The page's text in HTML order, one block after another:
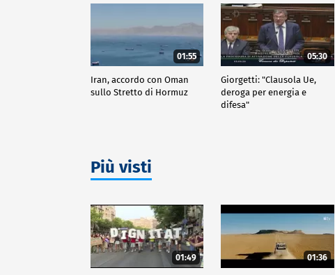
01:55
Iran, accordo con Oman
sullo Stretto di Hormuz
05:30
Giorgetti: "Clausola Ue,
deroga per energia e
difesa"
Più visti
01:49 01:36